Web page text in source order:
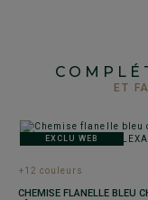
ET
EXCLU WEB
+12 couleurs
CHEMISE FLANELLE BLEU